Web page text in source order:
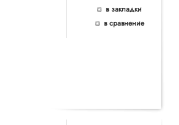
в закладки
в сравнение